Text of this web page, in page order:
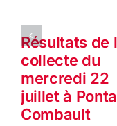
Résultats de
collecte du
mercredi 22
juillet à
Combault